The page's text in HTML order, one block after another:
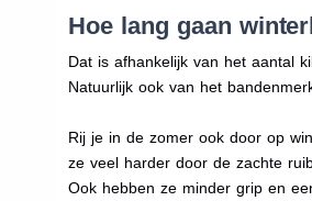
Hoe lang gaan
Dat is afhankelijk van het aantal
Natuurlijk ook van het
Rij je in de zomer ook door op
ze veel harder door de zachte
Ook hebben ze minder grip en